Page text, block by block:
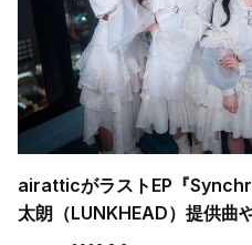
airatticがラストEP『
太朗（LUNKHEAD）提供曲